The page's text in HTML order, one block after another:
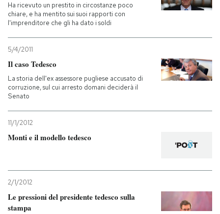
Ha ricevuto un prestito in circostanze poco
chiare, e ha mentito sui suoi rapporti con
l'imprenditore che gli ha dato i soldi
5/4/2011
Il caso Tedesco
La storia dell'ex assessore pugliese accusato di
corruzione, sul cui arresto domani deciderà il
Senato
11/1/2012
Monti e il modello tedesco
2/1/2012
Le pressioni del presidente tedesco sulla
stampa